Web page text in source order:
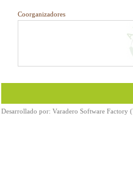
Coorganizadores
Desarrollado por: Varadero Software Factory